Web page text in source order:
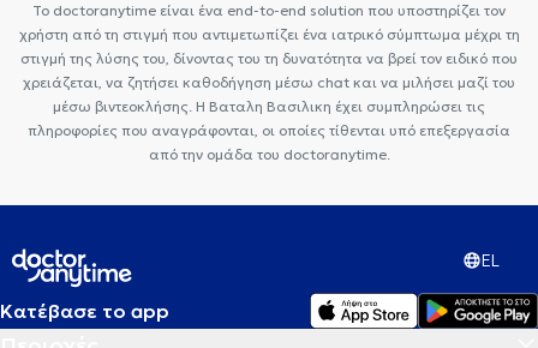
Το doctoranytime είναι ένα end-to-end solution που υποστηρίζει τον
χρήστη από τη στιγμή που αντιμετωπίζει ένα ιατρικό σύμπτωμα μέχρι τη
στιγμή της λύσης του, δίνοντας του τη δυνατότητα να βρεί τον ειδικό που
χρειάζεται, να ζητήσει καθοδήγηση μέσω chat και να μιλήσει μαζί του
μέσω βιντεοκλήσης. Η Βαταλη Βασιλικη έχει συμπληρώσει τις
πληροφορίες που αναγράφονται, οι οποίες τίθενται υπό επεξεργασία
από την ομάδα του doctoranytime.
EL
Κατέβασε το app